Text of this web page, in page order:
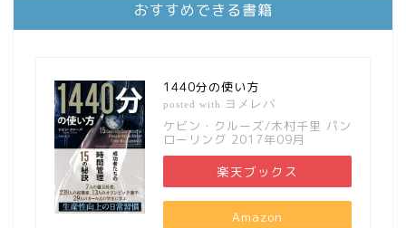
おすすめできる書籍
1440分の使い方
posted with ヨメレバ
ケビン・クルーズ/木村千里 パン
ローリング 2017年09月
楽天ブックス
Amazon